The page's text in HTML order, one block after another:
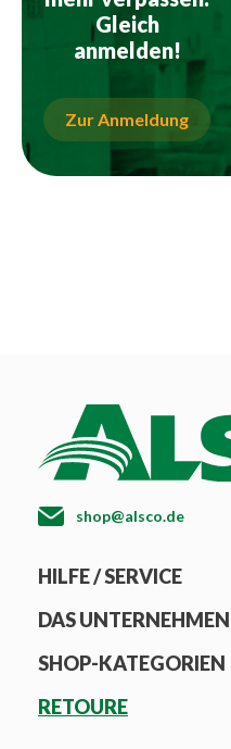
Gleich
anmelden!
Zur Anmeldung
shop@alsco.de
HILFE / SERVICE
DAS UNTERNEHMEN
SHOP-KATEGORIEN
RETOURE